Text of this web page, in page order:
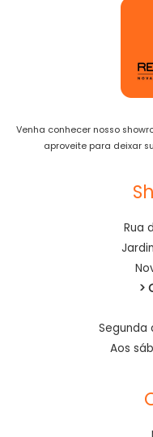
Venha conhecer nosso
aproveite para deixar
Rua
>
Segunda
Aos